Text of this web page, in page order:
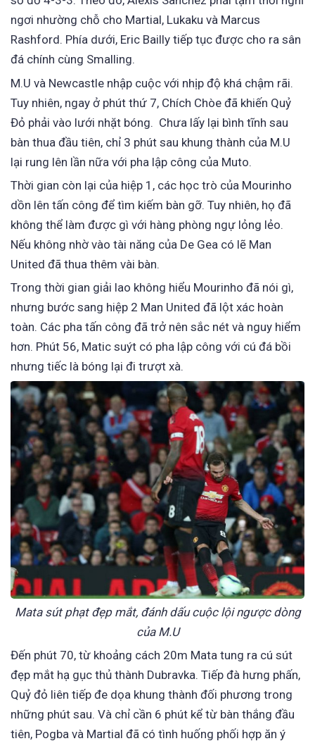
ngơi nhường chỗ cho Martial, Lukaku và Marcus
Rashford. Phía dưới, Eric Bailly tiếp tục được cho ra sân
đá chính cùng Smalling.
M.U và Newcastle nhập cuộc với nhịp độ khá chậm rãi.
Tuy nhiên, ngay ở phút thứ 7, Chích Chòe đã khiến Quỷ
Đỏ phải vào lưới nhặt bóng. Chưa lấy lại bình tĩnh sau
bàn thua đầu tiên, chỉ 3 phút sau khung thành của M.U
lại rung lên lần nữa với pha lập công của Muto.
Thời gian còn lại của hiệp 1, các học trò của Mourinho
dồn lên tấn công để tìm kiếm bàn gỡ. Tuy nhiên, họ đã
không thể làm được gì với hàng phòng ngự lỏng lẻo.
Nếu không nhờ vào tài năng của De Gea có lẽ Man
United đã thua thêm vài bàn.
Trong thời gian giải lao không hiểu Mourinho đã nói gì,
nhưng bước sang hiệp 2 Man United đã lột xác hoàn
toàn. Các pha tấn công đã trở nên sắc nét và nguy hiểm
hơn. Phút 56, Matic suýt có pha lập công với cú đá bồi
nhưng tiếc là bóng lại đi trượt xà.
Mata sút phạt đẹp mắt, đánh dấu cuộc lội ngược dòng
của M.U
Đến phút 70, từ khoảng cách 20m Mata tung ra cú sút
đẹp mắt hạ gục thủ thành Dubravka. Tiếp đà hưng phấn,
Quỷ đỏ liên tiếp đe dọa khung thành đối phương trong
những phút sau. Và chỉ cần 6 phút kể từ bàn thắng đầu
tiên, Pogba và Martial đã có tình huống phối hợp ăn ý